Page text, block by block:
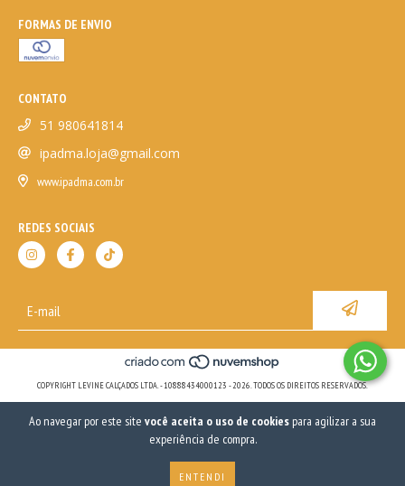
Ao navegar por este site você aceita o uso de cookies para agilizar a sua
experiência de compra.
ENTENDI
FORMAS DE ENVIO
CONTATO
51 980641814
ipadma.loja@gmail.com
www.ipadma.com.br
REDES SOCIAIS
COPYRIGHT LEVINE CALÇADOS LTDA. - 10888434000123 - 2026. TODOS OS DIREITOS RESERVADOS.